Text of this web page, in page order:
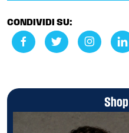
CONDIVIDI SU: